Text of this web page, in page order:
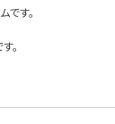
です。
。